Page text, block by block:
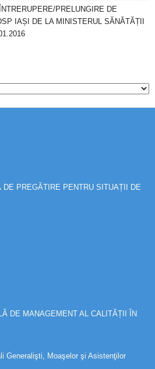
PRELUNGIRE DE
IAȘI DE LA MINISTERUL SĂNĂTĂȚII
DE PREGĂTIRE PENTRU SITUAȚII DE
DE MANAGEMENT AL CALITĂȚII ÎN
Generalişti, Moaşelor şi Asistenţilor